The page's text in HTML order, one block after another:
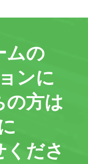
ムの
ンに
の方は
くださ